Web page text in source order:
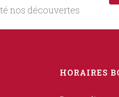
nos découvertes
HORAIRES